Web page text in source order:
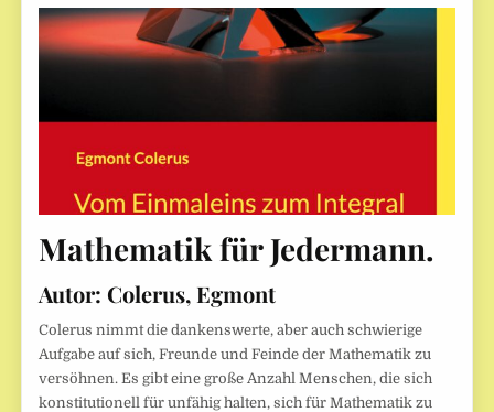
Mathematik für Jedermann.
Autor: Colerus, Egmont
Colerus nimmt die dankenswerte, aber auch schwierige
Aufgabe auf sich, Freunde und Feinde der Mathematik zu
versöhnen. Es gibt eine große Anzahl Menschen, die sich
konstitutionell für unfähig halten, sich für Mathematik zu